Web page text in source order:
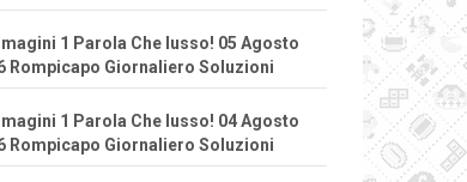
1 Parola Che lusso! 05 Agosto
Rompicapo Giornaliero Soluzioni
1 Parola Che lusso! 04 Agosto
Rompicapo Giornaliero Soluzioni